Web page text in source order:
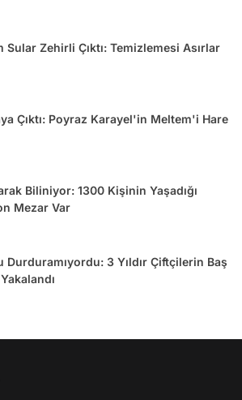
Sular Zehirli Çıktı: Temizlemesi Asırlar
Çıktı: Poyraz Karayel'in Meltem'i Hare
Biliniyor: 1300 Kişinin Yaşadığı
Mezar Var
Durduramıyordu: 3 Yıldır Çiftçilerin Baş